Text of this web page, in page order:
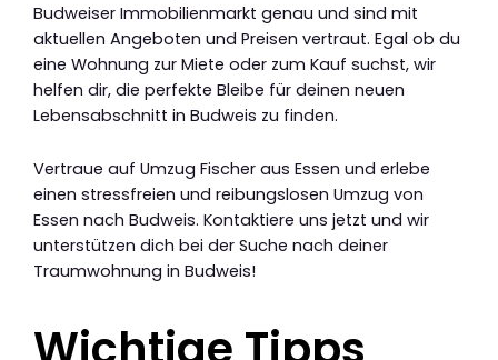
Budweiser Immobilienmarkt genau und sind mit
aktuellen Angeboten und Preisen vertraut. Egal ob du
eine Wohnung zur Miete oder zum Kauf suchst, wir
helfen dir, die perfekte Bleibe für deinen neuen
Lebensabschnitt in Budweis zu finden.
Vertraue auf Umzug Fischer aus Essen und erlebe
einen stressfreien und reibungslosen Umzug von
Essen nach Budweis. Kontaktiere uns jetzt und wir
unterstützen dich bei der Suche nach deiner
Traumwohnung in Budweis!